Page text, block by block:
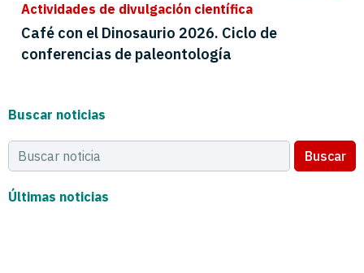
Actividades de divulgación científica
Café con el Dinosaurio 2026. Ciclo de
conferencias de paleontología
Buscar noticias
Buscar
Últimas noticias